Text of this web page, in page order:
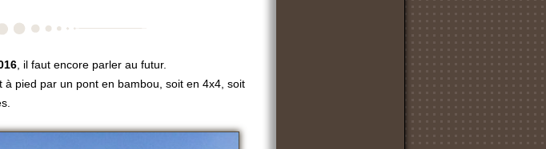
, il faut encore parler au futur.
à pied par un pont en bambou, soit en 4x4, soit